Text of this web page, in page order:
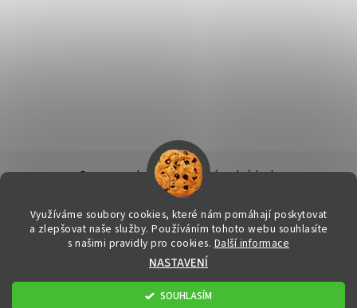
Doprava a platba | Obchodní podmínky |
| Info k nákupu & reklamační řád
Kontakty
2026 © FitStore.cz - Váš eshop s doplňky stravy, všechna práva
Upravit nastavení cookies
Vytvořil Shoptet
Využíváme soubory cookies, které nám pomáhají poskytovat
a zlepšovat naše služby. Používáním tohoto webu souhlasíte
s našimi pravidly pro cookies. Další informace
NASTAVENÍ
SOUHLASÍM